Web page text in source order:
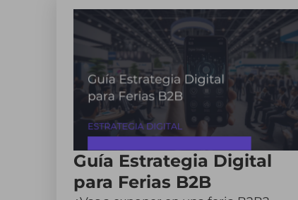
Guía Estrategia Digital
para Ferias B2B